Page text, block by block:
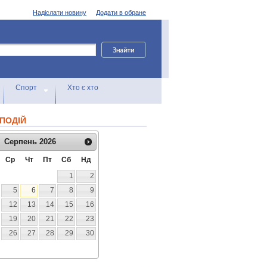
Додати в обране
Надіслати новину
Спорт Хто є хто
Серпень 2026
Ср Чт Пт Сб
Нд
1
2
5 6 7 8
9
12 13 14 15
16
19 20 21 22
23
26 27 28 29
30